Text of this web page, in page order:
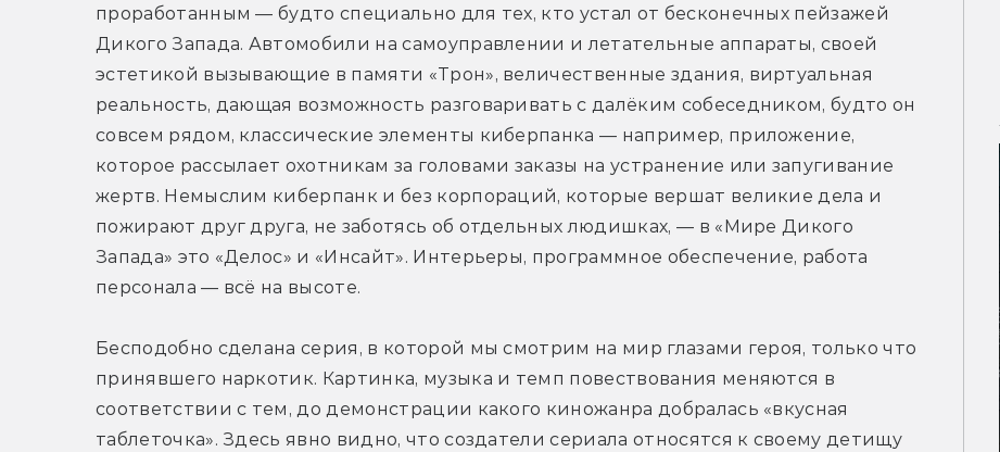
проработанным — будто специально для тех, кто устал от бесконечных пейзажей
Дикого Запада. Автомобили на самоуправлении и летательные аппараты, своей
эстетикой вызывающие в памяти «Трон», величественные здания, виртуальная
реальность, дающая возможность разговаривать с далёким собеседником, будто он
совсем рядом, классические элементы киберпанка — например, приложение,
которое рассылает охотникам за головами заказы на устранение или запугивание
жертв. Немыслим киберпанк и без корпораций, которые вершат великие дела и
пожирают друг друга, не заботясь об отдельных людишках, — в «Мире Дикого
Запада» это «Делос» и «Инсайт». Интерьеры, программное обеспечение, работа
персонала — всё на высоте.
Бесподобно сделана серия, в которой мы смотрим на мир глазами героя, только что
принявшего наркотик. Картинка, музыка и темп повествования меняются в
соответствии с тем, до демонстрации какого киножанра добралась «вкусная
таблеточка». Здесь явно видно, что создатели сериала относятся к своему детищу